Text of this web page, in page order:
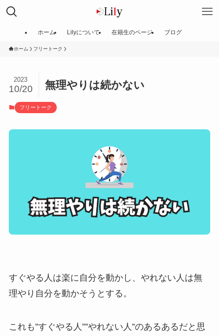
ホーム Lilyについて 在籍生のページ ブログ
ホーム フリートーク
無理やりは続かない
2023
10/20
フリートーク
すぐやる人は楽に自分を動かし、やれない人は無
理やり自分を動かそうとする。
これも”すぐやる人””やれない人”のあるあるだと思